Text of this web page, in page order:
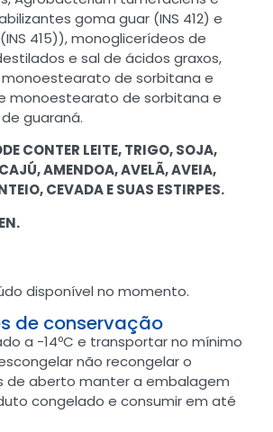
goma guar (INS 412) e
415)), monoglicerídeos de
e sal de ácidos graxos,
de sorbitana e
monoestearato de sorbitana e
guaraná.
CONTER LEITE, TRIGO, SOJA,
AMENDOA, AVELÃ, AVEIA,
CEVADA E SUAS ESTIRPES.
disponível no momento.
de conservação
a -14ºC e transportar no mínimo
não recongelar o
de aberto manter a embalagem
congelado e consumir em até